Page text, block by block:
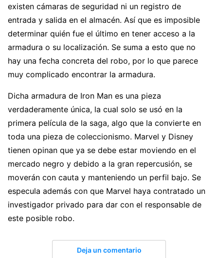
existen cámaras de seguridad ni un registro de
entrada y salida en el almacén. Así que es imposible
determinar quién fue el último en tener acceso a la
armadura o su localización. Se suma a esto que no
hay una fecha concreta del robo, por lo que parece
muy complicado encontrar la armadura.
Dicha armadura de Iron Man es una pieza
verdaderamente única, la cual solo se usó en la
primera película de la saga, algo que la convierte en
toda una pieza de coleccionismo. Marvel y Disney
tienen opinan que ya se debe estar moviendo en el
mercado negro y debido a la gran repercusión, se
moverán con cauta y manteniendo un perfil bajo. Se
especula además con que Marvel haya contratado un
investigador privado para dar con el responsable de
este posible robo.
Deja un comentario